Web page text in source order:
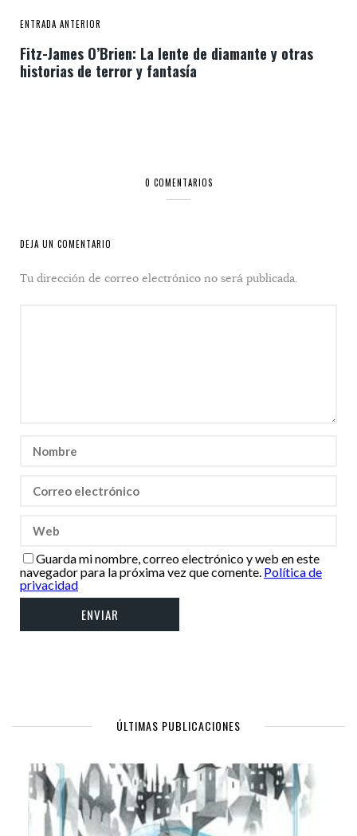
ENTRADA ANTERIOR
Fitz-James O’Brien: La lente de diamante y otras
historias de terror y fantasía
0 COMENTARIOS
DEJA UN COMENTARIO
Tu dirección de correo electrónico no será publicada.
Guarda mi nombre, correo electrónico y web en este
navegador para la próxima vez que comente. Política de
privacidad
ÚLTIMAS PUBLICACIONES